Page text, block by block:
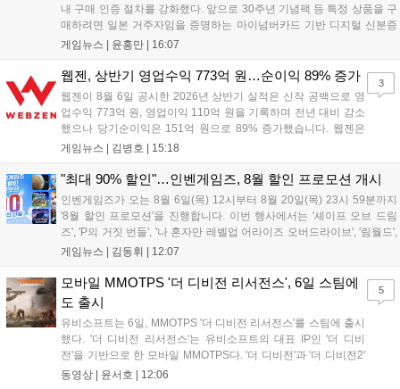
내 구매 인증 절차를 강화했다. 앞으로 30주년 기념팩 등 특정 상품을 구
매하려면 일본 거주자임을 증명하는 마이넘버카드 기반 디지털 신분증
이 필수다. 해당 상품들은 온라인 추첨제로만 판매되며, 이번 조치는 과
러한 정책이 시장 물량 안정화에 어떤 영향을 미칠지 업계의 이목이 쏠
리고 있다....
게임뉴스 | 윤홍만 16:07
웹젠, 상반기 영업수익 773억 원…순이익 89% 증가
웹젠이 8월 6일 공시한 2026년 상반기 실적은 신작 공백으로 영
업수익 773억 원, 영업이익 110억 원을 기록하며 전년 대비 감소
했으나 당기순이익은 151억 원으로 89% 증가했습니다. 웹젠은
하반기부터 신작 공세를 예고하며 전략게임 '프로젝트 D1'의 정보
또한 '테르비스'는 일본 코미케에 출품하며 해외 시장 공략을 강화
합니다. 김태영 대표는 내년 신작 출시를 위해 하반기 적극적인
사업 일정을 추진하고 주주가치 제고에 힘쓰겠다고 밝혔습니
다....
게임뉴스 | 김병호 15:18
3
"최대 90% 할인"…인벤게임즈, 8월 할인 프로모션 개시
인벤게임즈가 오는 8월 6일(목) 12시부터 8월 20일(목) 23시 59분까지
'8월 할인 프로모션'을 진행합니다. 이번 행사에서는 '셰이프 오브 드림
즈', 'P의 거짓 번들', '나 혼자만 레벨업 어라이즈 오버드라이브', '림월드',
'아랑전설 시티 오브 더 울브스', '팰월드' 등 인기 타이틀을 최대 90% 할
론 네이버페이 포인트 추가 적립 혜택도 받을 수 있으며, 자세한 내용은
공식 네이버 스마트 스토어에서 확인 가능합니다....
게임뉴스 | 김동휘 12:07
모바일 MMOTPS '더 디비전 리서전스', 6일 스팀에
도 출시
유비소프트는 6일, MMOTPS '더 디비전 리서전스'를 스팀에 출시
했다. '더 디비전 리서전스'는 유비소프트의 대표 IP인 '더 디비
전'을 기반으로 한 모바일 MMOTPS다. '더 디비전'과 '더 디비전2'
사이의 시기를 배경으로 하고 있으며, 완전히 새로운 독립형 스토
동영상 | 윤서호 12:06
5